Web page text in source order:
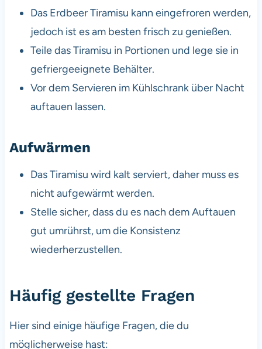
Das Erdbeer Tiramisu kann eingefroren werden,
jedoch ist es am besten frisch zu genießen.
Teile das Tiramisu in Portionen und lege sie in
gefriergeeignete Behälter.
Vor dem Servieren im Kühlschrank über Nacht
auftauen lassen.
Aufwärmen
Das Tiramisu wird kalt serviert, daher muss es
nicht aufgewärmt werden.
Stelle sicher, dass du es nach dem Auftauen
gut umrührst, um die Konsistenz
wiederherzustellen.
Häufig gestellte Fragen
Hier sind einige häufige Fragen, die du
möglicherweise hast: